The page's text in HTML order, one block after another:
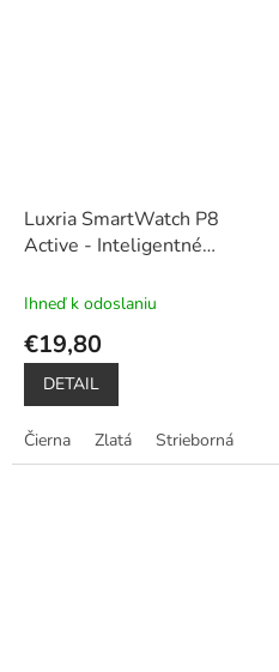
Luxria SmartWatch P8
Active - Inteligentné
Ihneď k odoslaniu
€19,80
DETAIL
Čierna Zlatá Strieborná